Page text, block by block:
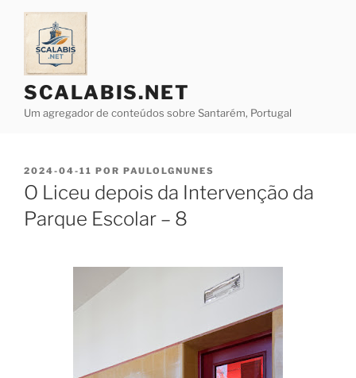
Saltar
conteúdo
SCALABIS.NET
Um agregador de conteúdos sobre Santarém, Portugal
PUBLICADO
EM
2024-04-11 POR PAULOLGNUNES
O Liceu depois da Intervenção da
Parque Escolar – 8